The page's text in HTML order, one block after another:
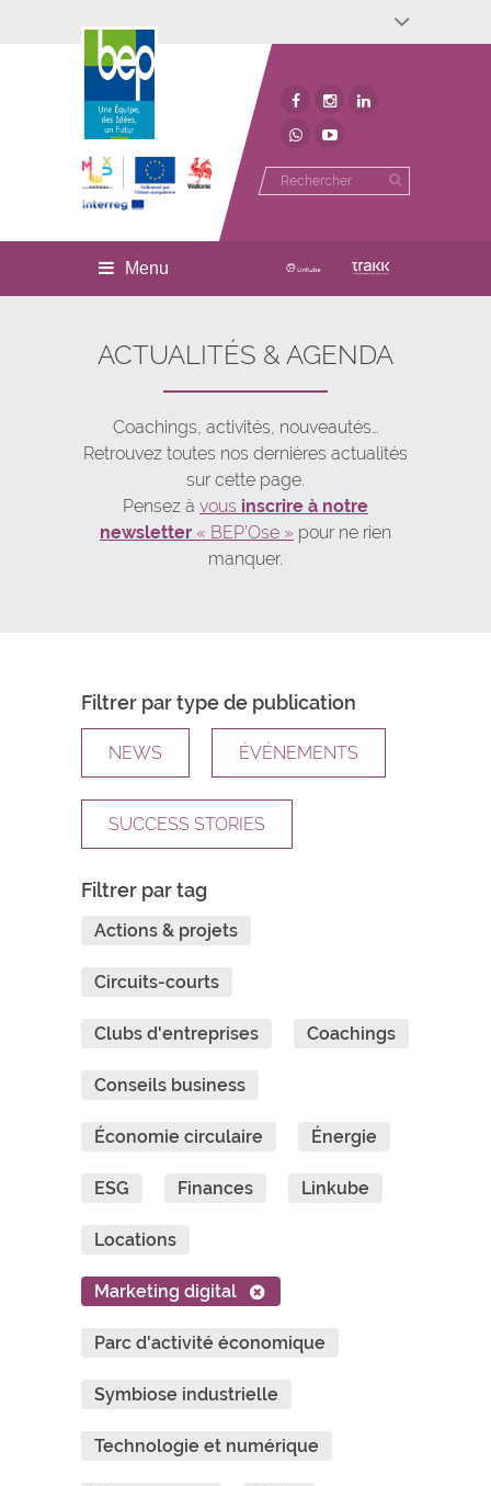
Développement économique
Développement territorial
Menu
ACTUALITÉS & AGENDA
Coachings, activités, nouveautés…
Retrouvez toutes nos dernières actualités
sur cette page.
Pensez à vous inscrire à notre
newsletter « BEP’Ose » pour ne rien
manquer.
Filtrer par type de publication
NEWS ÉVÉNEMENTS
SUCCESS STORIES
Filtrer par tag
Actions & projets
Circuits-courts
Clubs d'entreprises Coachings
Conseils business
Économie circulaire Énergie
ESG Finances Linkube
Locations
Marketing digital
Parc d'activité économique
Symbiose industrielle
Technologie et numérique